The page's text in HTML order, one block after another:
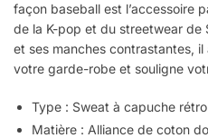
façon baseball est l’accessoire
de la K-pop et du streetwear de
et ses manches contrastantes,
votre garde-robe et souligne
Type : Sweat à capuche rétro
Matière : Alliance de coton